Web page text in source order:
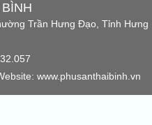
Trần Hưng Đạo, Tỉnh Hưng
www.phusanthaibinh.vn